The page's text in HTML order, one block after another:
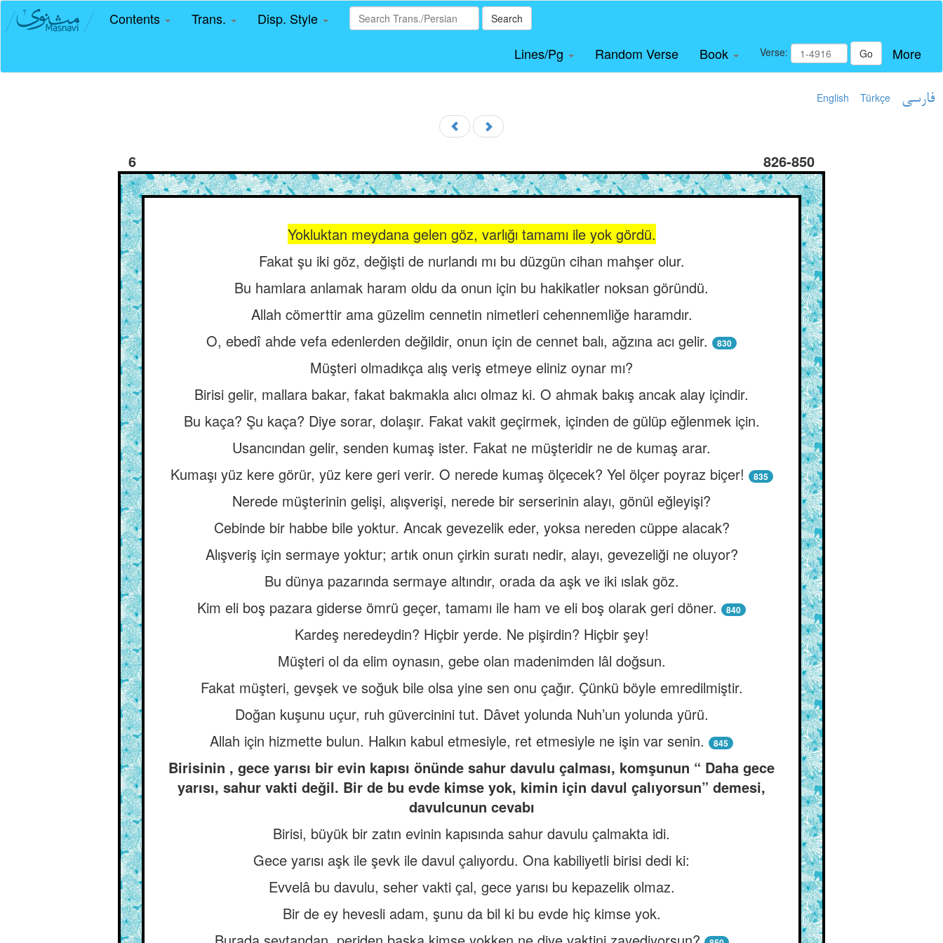
Contents Trans. Disp. Style Search
Lines/Pg Random Verse Book Verse: Go More
English Türkçe فارسی
6 826-850
Yokluktan meydana gelen göz, varlığı tamamı ile yok gördü.
Fakat şu iki göz, değişti de nurlandı mı bu düzgün cihan mahşer olur.
Bu hamlara anlamak haram oldu da onun için bu hakikatler noksan göründü.
Allah cömerttir ama güzelim cennetin nimetleri cehennemliğe haramdır.
O, ebedî ahde vefa edenlerden değildir, onun için de cennet balı, ağzına acı gelir.
830
Müşteri olmadıkça alış veriş etmeye eliniz oynar mı?
Birisi gelir, mallara bakar, fakat bakmakla alıcı olmaz ki. O ahmak bakış ancak alay içindir.
Bu kaça? Şu kaça? Diye sorar, dolaşır. Fakat vakit geçirmek, içinden de gülüp eğlenmek için.
Usancından gelir, senden kumaş ister. Fakat ne müşteridir ne de kumaş arar.
Kumaşı yüz kere görür, yüz kere geri verir. O nerede kumaş ölçecek? Yel ölçer poyraz biçer!
835
Nerede müşterinin gelişi, alışverişi, nerede bir serserinin alayı, gönül eğleyişi?
Cebinde bir habbe bile yoktur. Ancak gevezelik eder, yoksa nereden cüppe alacak?
Alışveriş için sermaye yoktur; artık onun çirkin suratı nedir, alayı, gevezeliği ne oluyor?
Bu dünya pazarında sermaye altındır, orada da aşk ve iki ıslak göz.
Kim eli boş pazara giderse ömrü geçer, tamamı ile ham ve eli boş olarak geri döner.
840
Kardeş neredeydin? Hiçbir yerde. Ne pişirdin? Hiçbir şey!
Müşteri ol da elim oynasın, gebe olan madenimden lâl doğsun.
Fakat müşteri, gevşek ve soğuk bile olsa yine sen onu çağır. Çünkü böyle emredilmiştir.
Doğan kuşunu uçur, ruh güvercinini tut. Dâvet yolunda Nuh’un yolunda yürü.
Allah için hizmette bulun. Halkın kabul etmesiyle, ret etmesiyle ne işin var senin.
845
Birisinin , gece yarısı bir evin kapısı önünde sahur davulu çalması, komşunun “ Daha gece
yarısı, sahur vakti değil. Bir de bu evde kimse yok, kimin için davul çalıyorsun” demesi,
davulcunun cevabı
Birisi, büyük bir zatın evinin kapısında sahur davulu çalmakta idi.
Gece yarısı aşk ile şevk ile davul çalıyordu. Ona kabiliyetli birisi dedi ki:
Evvelâ bu davulu, seher vakti çal, gece yarısı bu kepazelik olmaz.
Bir de ey hevesli adam, şunu da bil ki bu evde hiç kimse yok.